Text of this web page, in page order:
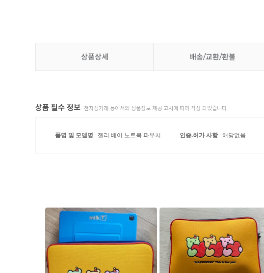
상품상세 배송/교환/환불
상품 필수 정보 전자상거래 등에서의 상품정보 제공 고시에 따라 작성 되었습니다.
품명 및 모델명 : 젤리 베어 노트북 파우치 인증.허가 사항: 해당없음